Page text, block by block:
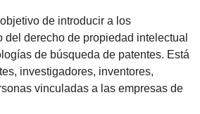
de introducir a los
del derecho de propiedad intelectual
de búsqueda de patentes. Está
investigadores, inventores,
vinculadas a las empresas de